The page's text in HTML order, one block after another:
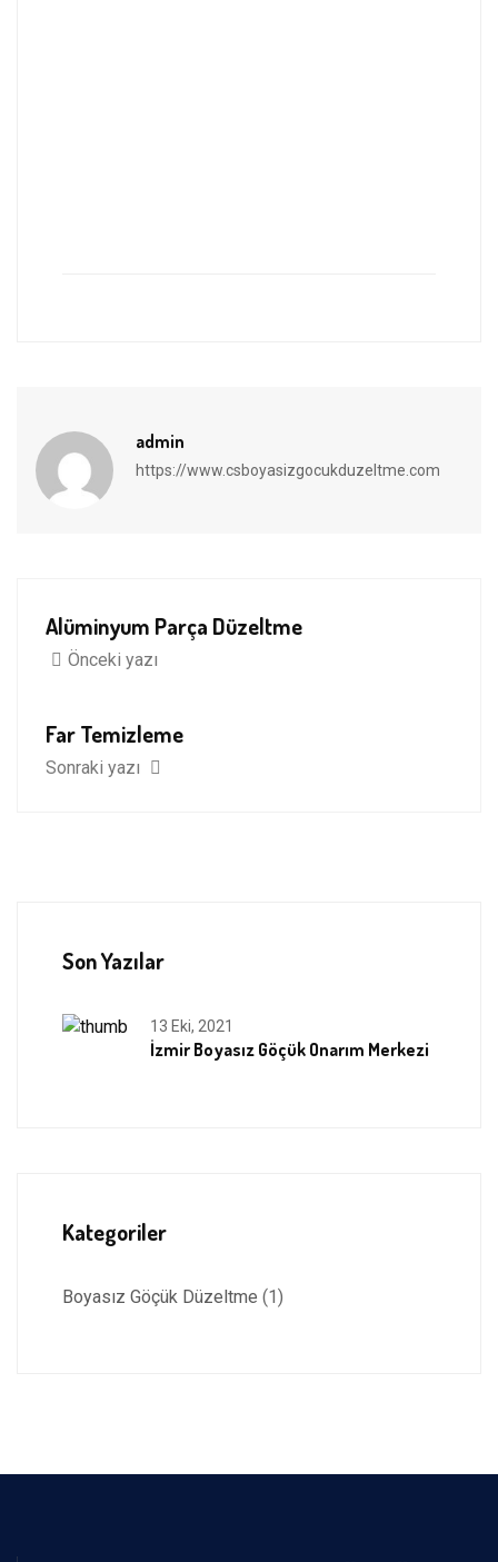
admin
https://www.csboyasizgocukduzeltme.com
Alüminyum Parça Düzeltme
Önceki yazı
Far Temizleme
Sonraki yazı
Son Yazılar
13 Eki, 2021
İzmir Boyasız Göçük Onarım Merkezi
Kategoriler
Boyasız Göçük Düzeltme (1)